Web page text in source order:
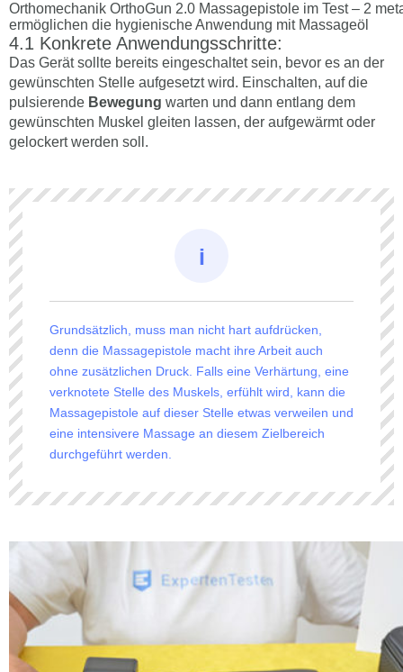
Orthomechanik OrthoGun 2.0 Massagepistole im Test – 2
ermöglichen die hygienische Anwendung mit Massageöl
Konkrete Anwendungsschritte:
Das Gerät sollte bereits eingeschaltet sein, bevor es an der
gewünschten Stelle aufgesetzt wird. Einschalten, auf die
pulsierende Bewegung warten und dann entlang dem
gewünschten Muskel gleiten lassen, der aufgewärmt oder
gelockert werden soll.
Grundsätzlich, muss man nicht hart aufdrücken,
denn die Massagepistole macht ihre Arbeit auch
ohne zusätzlichen Druck. Falls eine Verhärtung, eine
verknotete Stelle des Muskels, erfühlt wird, kann die
Massagepistole auf dieser Stelle etwas verweilen und
eine intensivere Massage an diesem Zielbereich
durchgeführt werden.